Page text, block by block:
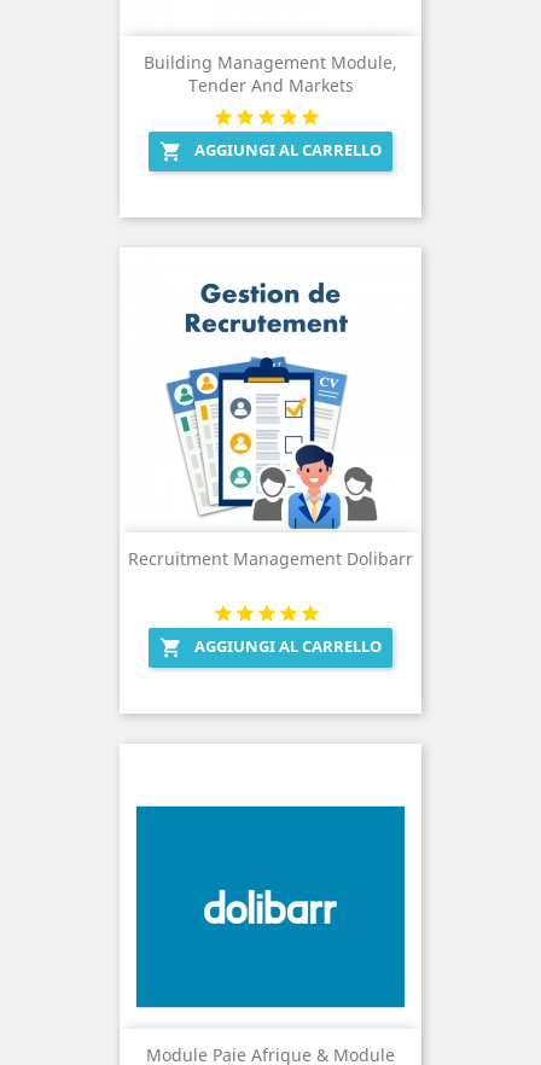
Building Management Module,
Tender And Markets
 AGGIUNGI AL CARRELLO
Recruitment Management Dolibarr
 AGGIUNGI AL CARRELLO
Module Paie Afrique & Module